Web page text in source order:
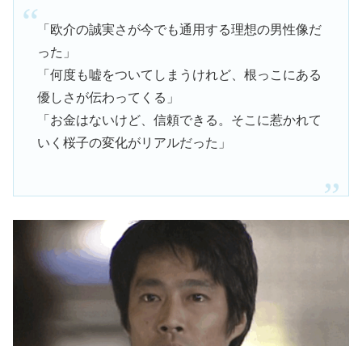
「欧介の誠実さが今でも通用する理想の男性像だ
った」
「何度も嘘をついてしまうけれど、根っこにある
優しさが伝わってくる」
「お金はないけど、信頼できる。そこに惹かれて
いく桜子の変化がリアルだった」